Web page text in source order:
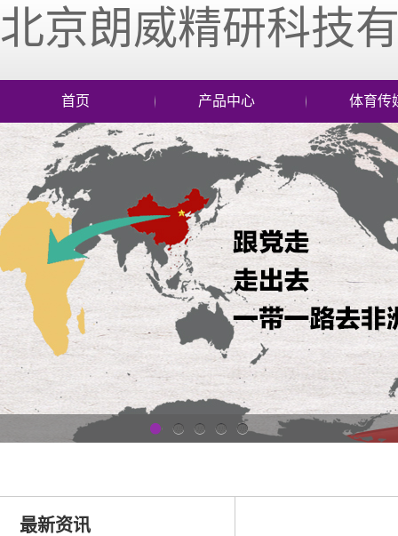
北京朗威精研科技
首页 产品中心 体育传
1 2 3 4 5
最新资讯